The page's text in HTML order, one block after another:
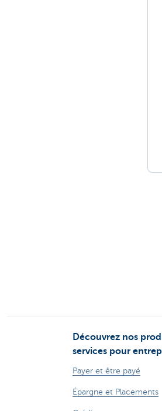
Découvrez nos
services pour
Payer et être payé
Épargne et Placements